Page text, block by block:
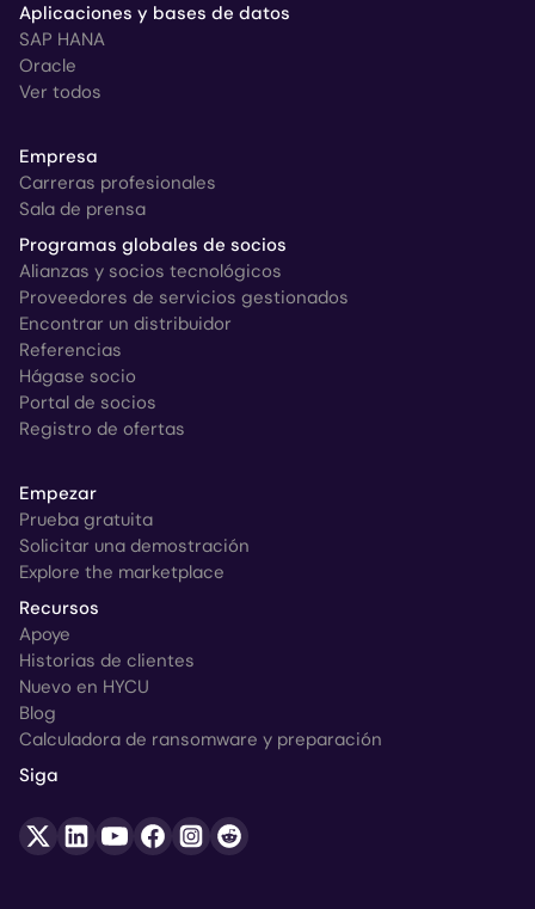
Aplicaciones y bases de datos
SAP HANA
Oracle
Ver todos
Empresa
Carreras profesionales
Sala de prensa
Programas globales de socios
Alianzas y socios tecnológicos
Proveedores de servicios gestionados
Encontrar un distribuidor
Referencias
Hágase socio
Portal de socios
Registro de ofertas
Empezar
Prueba gratuita
Solicitar una demostración
Explore the marketplace
Recursos
Apoye
Historias de clientes
Nuevo en HYCU
Blog
Calculadora de ransomware y preparación
Siga